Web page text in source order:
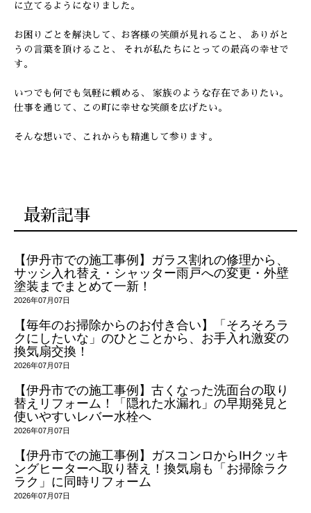
に立てるようになりました。
お困りごとを解決して、お客様の笑顔が見れること、
ありがと
うの言葉を頂けること、
それが私たちにとっての最高の幸せで
す。
いつでも何でも気軽に頼める、 家族のような存在でありたい。
仕事を通じて、この町に幸せな笑顔を広げたい。
そんな想いで、これからも精進して参ります。
最新記事
【伊丹市での施工事例】ガラス割れの修理から、
サッシ入れ替え・シャッター雨戸への変更・外壁
塗装までまとめて一新！
2026年07月07日
【毎年のお掃除からのお付き合い】「そろそろラ
クにしたいな」のひとことから、お手入れ激変の
換気扇交換！
2026年07月07日
【伊丹市での施工事例】古くなった洗面台の取り
替えリフォーム！「隠れた水漏れ」の早期発見と
使いやすいレバー水栓へ
2026年07月07日
【伊丹市での施工事例】ガスコンロからIHクッキ
ングヒーターへ取り替え！換気扇も「お掃除ラク
ラク」に同時リフォーム
2026年07月07日